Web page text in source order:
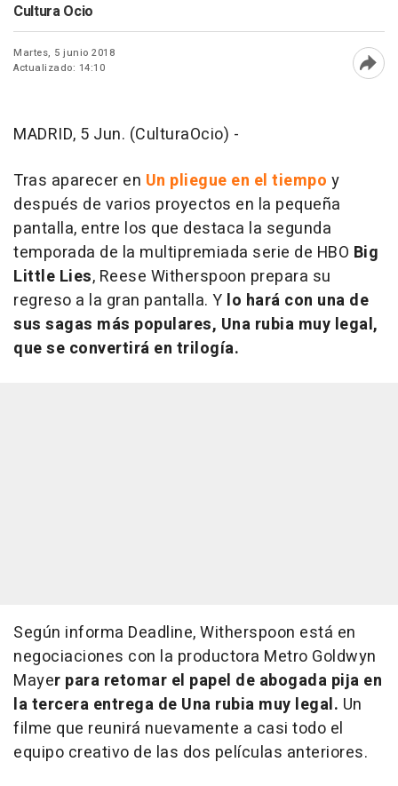
Cultura Ocio
Martes, 5 junio 2018
Actualizado: 14:10
MADRID, 5 Jun. (CulturaOcio) -
Tras aparecer en Un pliegue en el tiempo y
después de varios proyectos en la pequeña
pantalla, entre los que destaca la segunda
temporada de la multipremiada serie de HBO Big
Little Lies, Reese Witherspoon prepara su
regreso a la gran pantalla. Y lo hará con una de
sus sagas más populares, Una rubia muy legal,
que se convertirá en trilogía.
Según informa Deadline, Witherspoon está en
negociaciones con la productora Metro Goldwyn
Mayer para retomar el papel de abogada pija en
la tercera entrega de Una rubia muy legal. Un
filme que reunirá nuevamente a casi todo el
equipo creativo de las dos películas anteriores.